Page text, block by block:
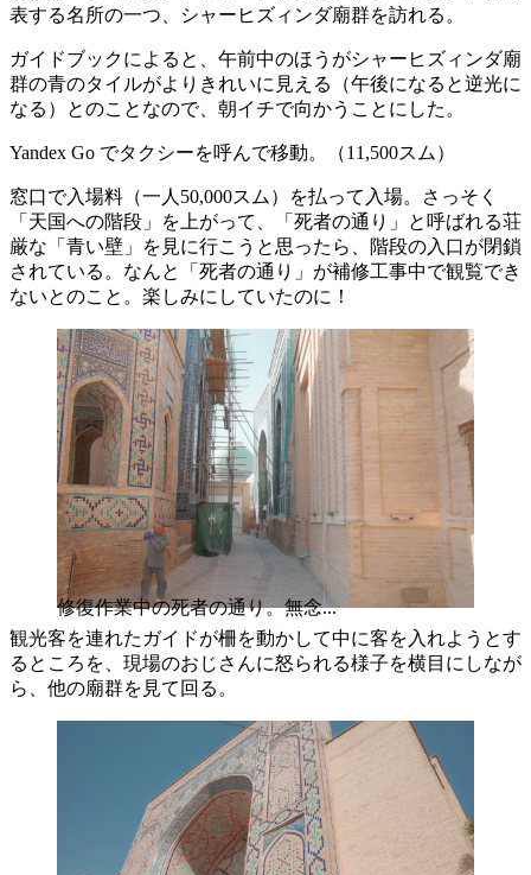
表する名所の一つ、シャーヒズィンダ廟群を訪れる。
ガイドブックによると、午前中のほうがシャーヒズィンダ廟
群の青のタイルがよりきれいに見える（午後になると逆光に
なる）とのことなので、朝イチで向かうことにした。
Yandex Go でタクシーを呼んで移動。（11,500スム）
窓口で入場料（一人50,000スム）を払って入場。さっそく
「天国への階段」を上がって、「死者の通り」と呼ばれる荘
厳な「青い壁」を見に行こうと思ったら、階段の入口が閉鎖
されている。なんと「死者の通り」が補修工事中で観覧でき
ないとのこと。楽しみにしていたのに！
修復作業中の死者の通り。無念...
観光客を連れたガイドが柵を動かして中に客を入れようとす
るところを、現場のおじさんに怒られる様子を横目にしなが
ら、他の廟群を見て回る。